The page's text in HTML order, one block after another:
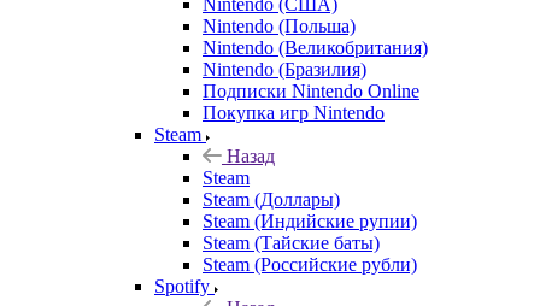
Nintendo (США)
Nintendo (Польша)
Nintendo (Великобритания)
Nintendo (Бразилия)
Подписки Nintendo Online
Покупка игр Nintendo
Steam
Назад
Steam
Steam (Доллары)
Steam (Индийские рупии)
Steam (Тайские баты)
Steam (Российские рубли)
Spotify